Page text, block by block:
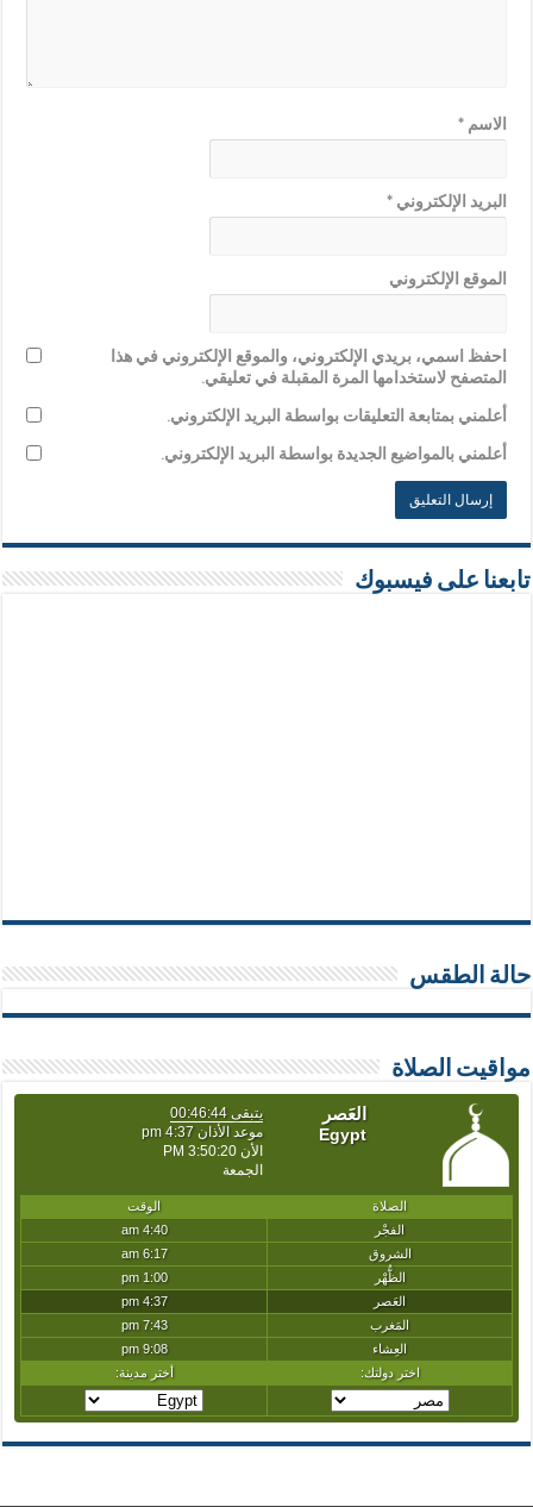
الاسم*
البريد الإلكتروني*
الموقع الإلكتروني
احفظ اسمي، بريدي الإلكتروني، والموقع الإلكتروني في هذا
المتصفح لاستخدامها المرة المقبلة في تعليقي.
أعلمني بمتابعة التعليقات بواسطة البريد الإلكتروني.
أعلمني بالمواضيع الجديدة بواسطة البريد الإلكتروني.
تابعنا على فيسبوك
حالة الطقس
مواقيت الصلاة